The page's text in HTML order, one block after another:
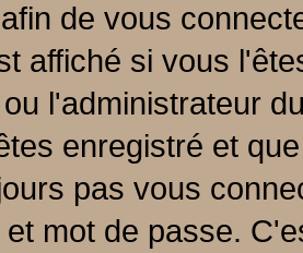
de vous
affiché si vous
l'administrateur
enregistré et
pas vous
mot de passe.